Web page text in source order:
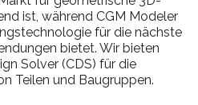
ist, während CGM Modeler
für die nächste
bietet. Wir bieten
Solver (CDS) für die
Teilen und Baugruppen.